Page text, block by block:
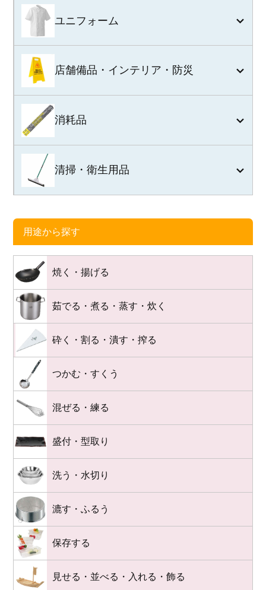
ユニフォーム
店舗備品・インテリア・防災
消耗品
清掃・衛生用品
用途から探す
焼く・揚げる
茹でる・煮る・蒸す・炊く
砕く・割る・潰す・搾る
つかむ・すくう
混ぜる・練る
盛付・型取り
洗う・水切り
漉す・ふるう
保存する
見せる・並べる・入れる・飾る